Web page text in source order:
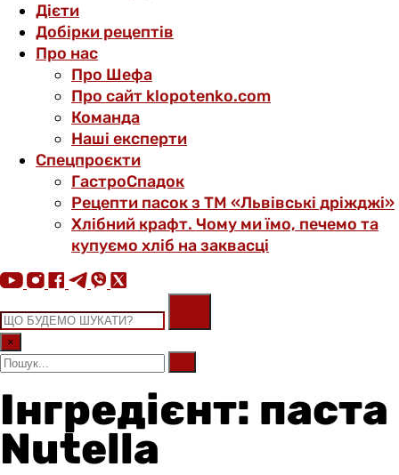
Дієти
Добірки рецептів
Про нас
Про Шефа
Про сайт klopotenko.com
Команда
Наші експерти
Спецпроєкти
ГастроСпадок
Рецепти пасок з ТМ «Львівські дріжджі»
Хлібний крафт. Чому ми їмо, печемо та
купуємо хліб на заквасці
×
Інгредієнт: паста
Nutella